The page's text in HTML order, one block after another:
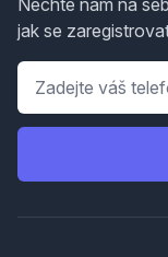
Nechte nám na
jak se
Telefon